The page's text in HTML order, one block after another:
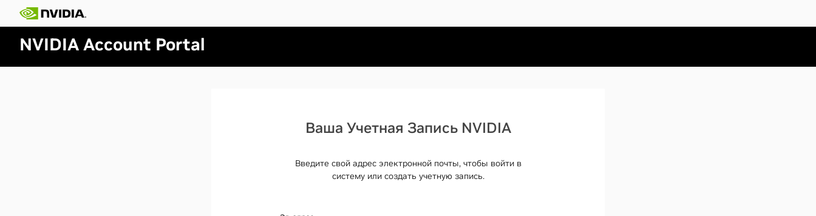
NVIDIA Account Portal
Ваша Учетная Запись NVIDIA
Введите свой адрес электронной почты, чтобы войти в
систему или создать учетную запись.